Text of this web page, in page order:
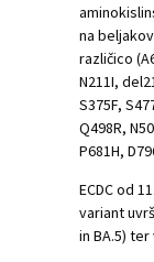
na
različico
N211I,
S375F,
Q498R,
P681H,
ECDC od
variant
in BA.5)